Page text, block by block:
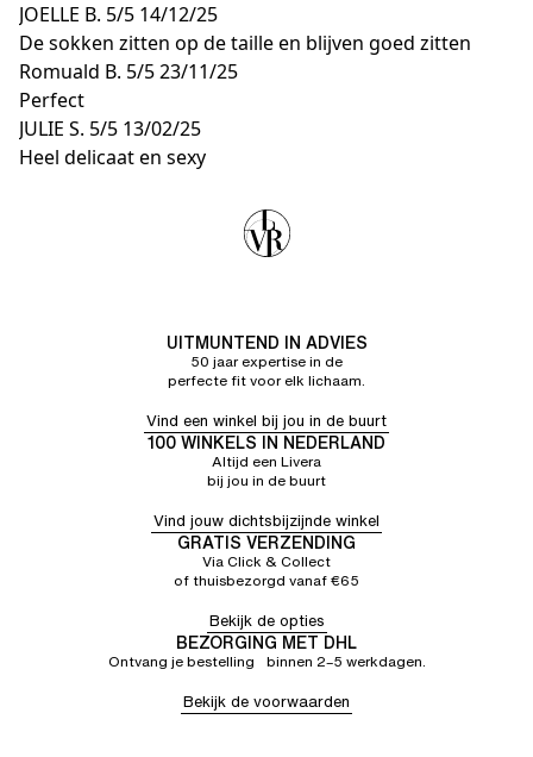
JOELLE B. 5/5 14/12/25
De sokken zitten op de taille en blijven goed zitten
Romuald B. 5/523/11/25
Perfect
JULIE S. 5/5 13/02/25
Heel delicaat en sexy
UITMUNTEND IN ADVIES
50 jaar expertise in de
perfecte fit voor elk lichaam.
Vind een winkel bij jou in de buurt
100 WINKELS IN NEDERLAND
Altijd een Livera
bij jou in de buurt
Vind jouw dichtsbijzijnde winkel
GRATIS VERZENDING
Via Click & Collect
of thuisbezorgd vanaf €65
Bekijk de opties
BEZORGING MET DHL
Ontvang je bestelling binnen 2–5 werkdagen.
Bekijk de voorwaarden